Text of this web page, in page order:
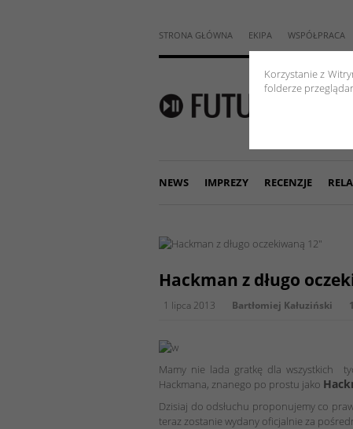
Korzystanie z
folderze
STRONA GŁÓWNA EKIPA WSPÓŁPRACA
NEWS IMPREZY RECENZJE
Hackman z długo
1 lipca 2013 Bartłomiej Kałuziński
Mamy nie lada gratkę dla wszystkich
Hackmana, znanego po prostu jako
Dzisiaj do odsłuchu proponujemy co
teraz zostanie wydany oficjalnie za